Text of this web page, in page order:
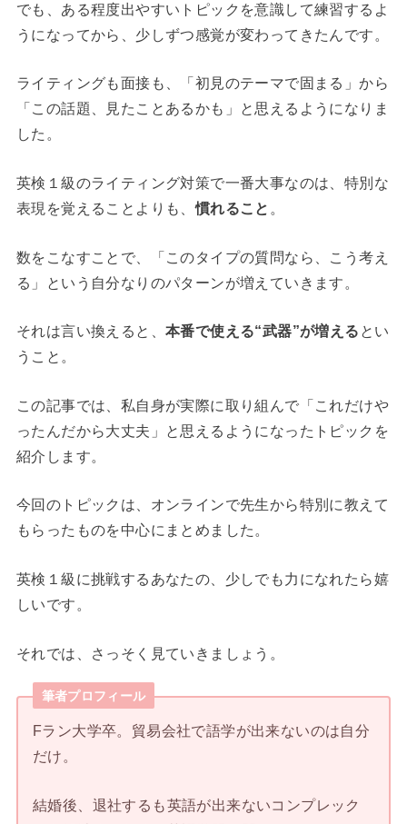
でも、ある程度出やすいトピックを意識して練習するよ
うになってから、少しずつ感覚が変わってきたんです。
ライティングも面接も、「初見のテーマで固まる」から
「この話題、見たことあるかも」と思えるようになりま
した。
英検１級のライティング対策で一番大事なのは、特別な
表現を覚えることよりも、慣れること 。
数をこなすことで、「このタイプの質問なら、こう考え
る」という自分なりのパターンが増えていきます。
それは言い換えると、 本番で使える“武器”が増える とい
うこと。
この記事では、私自身が実際に取り組んで「これだけや
ったんだから大丈夫」と思えるようになったトピックを
紹介します。
今回のトピックは、オンラインで先生から特別に教えて
もらったものを中心にまとめました。
英検１級に挑戦するあなたの、少しでも力になれたら嬉
しいです。
それでは、さっそく見ていきましょう。
筆者プロフィール
Fラン大学卒。貿易会社で語学が出来ないのは自分
だけ。
結婚後、退社するも英語が出来ないコンプレック